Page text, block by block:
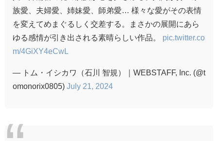
族愛、夫婦愛、姉妹愛、師弟愛… 様々な愛がその表情
を変えてめまぐるしく交差する。まさかの展開にあら
ゆる感情が引き出される素晴らしい作品。 pic.twitter.co
m/4GiXY4eCwL
— トム・イシカワ（石川 智規）｜WEBSTAFF, Inc. (@t
omonorix0805) July 21, 2024